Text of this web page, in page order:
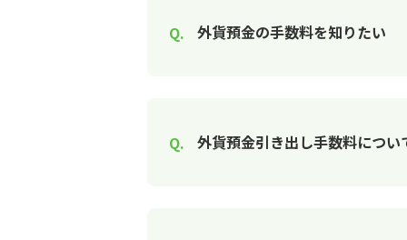
外貨預金の手数料を知りたい
外貨預金引き出し手数料につい